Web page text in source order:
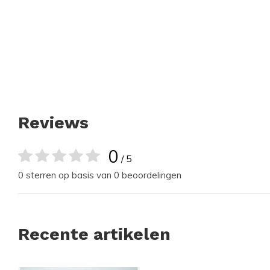
Reviews
0 / 5
0 sterren op basis van 0 beoordelingen
Recente artikelen